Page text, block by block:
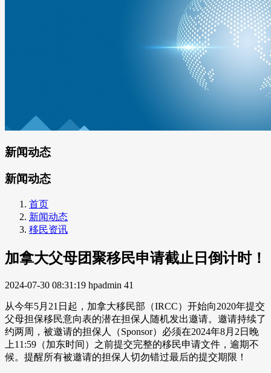
新闻动态
新闻动态
首页
新闻动态
移民资讯
加拿大父母团聚移民申请截止日倒计时！
2024-07-30 08:31:19 hpadmin 41
从今年5月21日起，加拿大移民部（IRCC）开始向2020年提交
父母担保移民意向表的潜在担保人随机发出邀请。邀请持续了
约两周，被邀请的担保人（Sponsor）必须在2024年8月2日晚
上11:59（加东时间）之前提交完整的移民申请文件，逾期不
候。提醒所有被邀请的担保人切勿错过最后的提交期限！